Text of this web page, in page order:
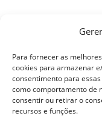
Para fornecer as
cookies para armazenar
consentimento para
como comportamento de
consentir ou retirar o
recursos e funções.
Poste uma avaliação